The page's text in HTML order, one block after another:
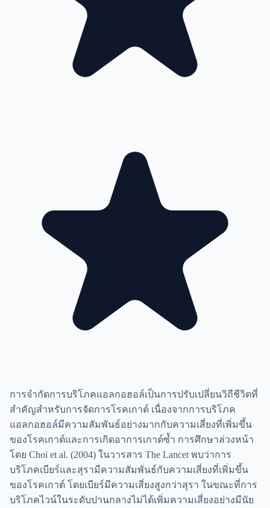
การจำกัดการบริโภคแอลกอฮอล์เป็นการปรับเปลี่ยนวิถีชีวิตที่
สำคัญสำหรับการจัดการโรคเกาต์ เนื่องจากการบริโภค
แอลกอฮอล์มีความสัมพันธ์อย่างมากกับความเสี่ยงที่เพิ่มขึ้น
ของโรคเกาต์และการเกิดอาการเกาต์ซ้ำ การศึกษาล่วงหน้า
โดย Choi et al. (2004) ในวารสาร The Lancet พบว่าการ
บริโภคเบียร์และสุรามีความสัมพันธ์กับความเสี่ยงที่เพิ่มขึ้น
ของโรคเกาต์ โดยเบียร์มีความเสี่ยงสูงกว่าสุรา ในขณะที่การ
บริโภคไวน์ในระดับปานกลางไม่ได้เพิ่มความเสี่ยงอย่างมีนัย